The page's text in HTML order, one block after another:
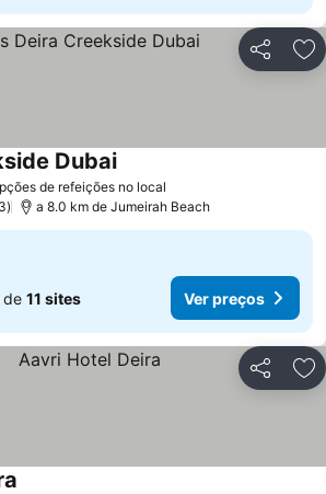
Partilhar
de refeições no local
Dubai
a 8.0 km de Jumeirah Beach
de 11 sites Ver preços
Partilhar